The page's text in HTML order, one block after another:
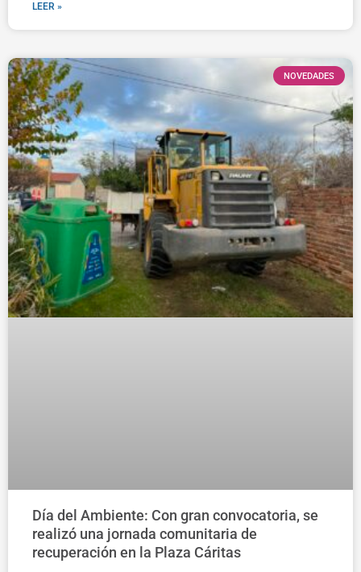
LEER »
NOVEDADES
Día del Ambiente: Con gran convocatoria, se
realizó una jornada comunitaria de
recuperación en la Plaza Cáritas